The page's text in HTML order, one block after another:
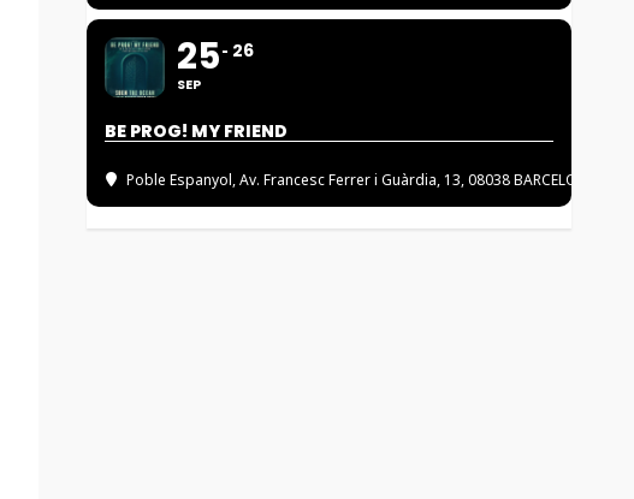
25
SEP
26
BE PROG! MY FRIEND
Poble Espanyol, Av. Francesc Ferrer i Guàrdia, 13, 08038 BARCELONA